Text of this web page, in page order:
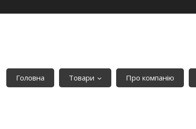
Головна Товари Про компанію